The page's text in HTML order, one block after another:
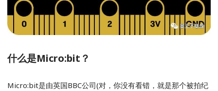
什么是Micro:bit？
Micro:bit是由英国BBC公司(对，你没有看错，就是那个被拍纪